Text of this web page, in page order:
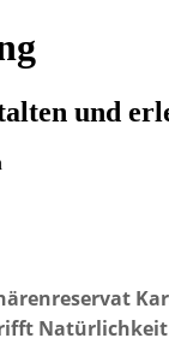
und
Natürlichkeit